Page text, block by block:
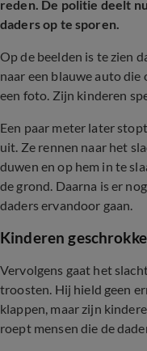
reden. De politie deelt
daders op te sporen.
Op de beelden is te zien
naar een blauwe auto
een foto. Zijn kinderen
Een paar meter later
uit. Ze rennen naar het
duwen en op hem in te
de grond. Daarna is er
daders ervandoor gaan.
Kinderen
Vervolgens gaat het
troosten. Hij hield geen
klappen, maar zijn
roept mensen die de